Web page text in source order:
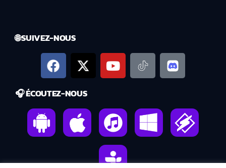
🌐 SUIVEZ-NOUS
🎧 ÉCOUTEZ-NOUS